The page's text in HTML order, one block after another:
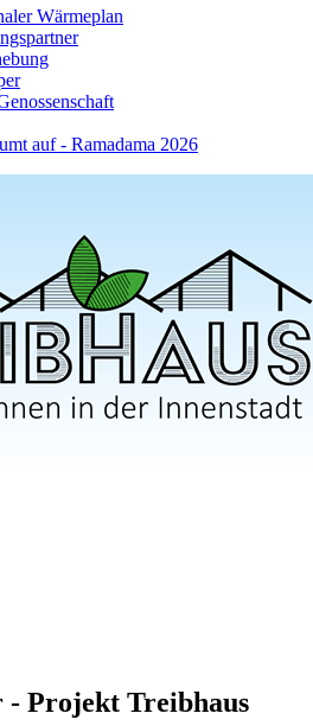
Wärmeplan
auf - Ramadama 2026
Projekt Treibhaus